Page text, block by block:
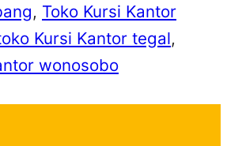
, Toko Kursi Kantor
Kursi Kantor tegal
wonosobo